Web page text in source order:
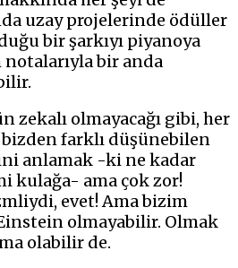
uzay projelerinde ödüller
bir şarkıyı piyanoya
bir anda
olmayacağı gibi, her
farklı düşünebilen
anlamak -ki ne kadar
kulağa- ama çok zor!
evet! Ama bizim
olmayabilir. Olmak
olabilir de.